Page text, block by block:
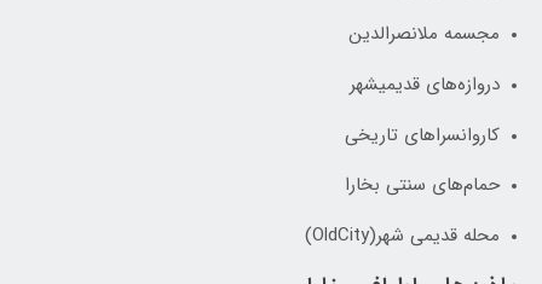
مجسمه ملانصرالدین
دروازه‌های قدیمیشهر
کاروانسراهای تاریخی
حمام‌های سنتی بخارا
محله قدیمی شهر(OldCity)